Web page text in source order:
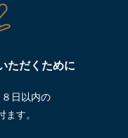
ただくために
日以内の
ます。